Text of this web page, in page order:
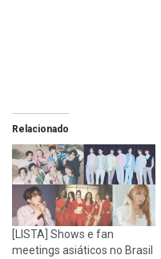
Relacionado
[LISTA] Shows e fan
meetings asiáticos no Brasil